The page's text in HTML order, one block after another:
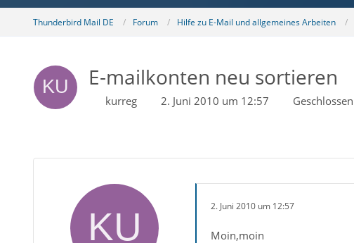
Thunderbird Mail DE Forum Hilfe zu E-Mail und allgemeines Arbeiten
E-mailkonten neu sortieren
kurreg 2. Juni 2010 um 12:57 Geschlossen
2. Juni 2010 um 12:57
Moin,moin